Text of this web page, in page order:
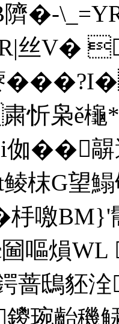
丝V� 
枭ě櫷*
��髜
枺G望鰨
杽噭
c圙嘔熉
鴟豾洤
鑁琬齝穖